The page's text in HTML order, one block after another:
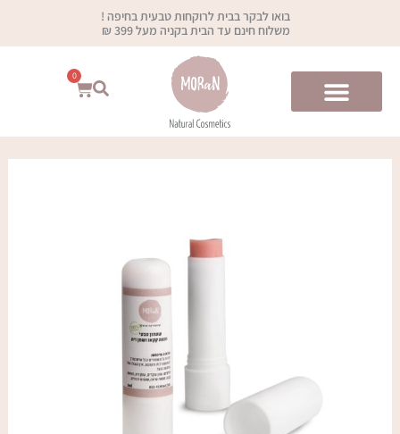
בואו לבקר בבית לרוקחות טבעית בחיפה !
משלוח חינם עד הבית בקניה מעל 399 ₪
0
עגלת